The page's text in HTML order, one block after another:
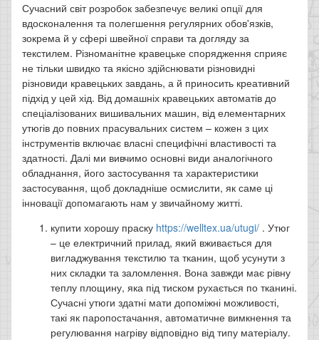
Сучасний світ розробок забезпечує великі опції для
вдосконалення та полегшення регулярних обов'язків,
зокрема й у сфері швейної справи та догляду за
текстилем. Різноманітне кравецьке спорядження сприяє
не тільки швидко та якісно здійснювати різновидні
різновиди кравецьких завдань, а й приносить креативний
підхід у цей хід. Від домашніх кравецьких автоматів до
спеціалізованих вишивальних машин, від елементарних
утюгів до повних прасувальних систем – кожен з цих
інструментів включає власні специфічні властивості та
здатності. Далі ми вивчимо основні види аналогічного
обладнання, його застосування та характеристики
застосування, щоб докладніше осмислити, як саме ці
інновації допомагають нам у звичайному житті.
купити хорошу праску https://welltex.ua/utugi/ . Утюг
– це електричний прилад, який вживається для
вигладжування текстилю та тканин, щоб усунути з
них складки та заломлення. Вона завжди має рівну
теплу площину, яка під тиском рухається по тканині.
Сучасні утюги здатні мати допоміжні можливості,
такі як паропостачання, автоматичне вимкнення та
регулювання нагріву відповідно від типу матеріалу.